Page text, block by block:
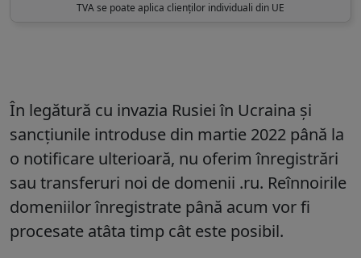
TVA se poate aplica clienților individuali din UE
În legătură cu invazia Rusiei în Ucraina și
sancțiunile introduse din martie 2022 până la
o notificare ulterioară, nu oferim înregistrări
sau transferuri noi de domenii .ru. Reînnoirile
domeniilor înregistrate până acum vor fi
procesate atâta timp cât este posibil.